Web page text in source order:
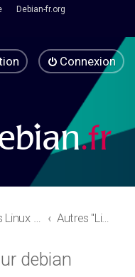
Debian-fr.org
Connexion
Autres Linux - Pause café Autres "Linux" basées sur debian
debian